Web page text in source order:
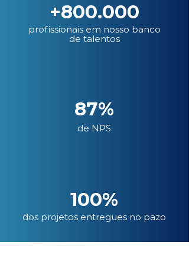
+800.000
profissionais em nosso banco
de talentos
87%
de NPS
100%
dos projetos entregues no pazo